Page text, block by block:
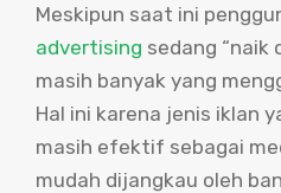
Meskipun saat ini
advertising sedang “naik
masih banyak yang
Hal ini karena jenis iklan
masih efektif sebagai
mudah dijangkau oleh